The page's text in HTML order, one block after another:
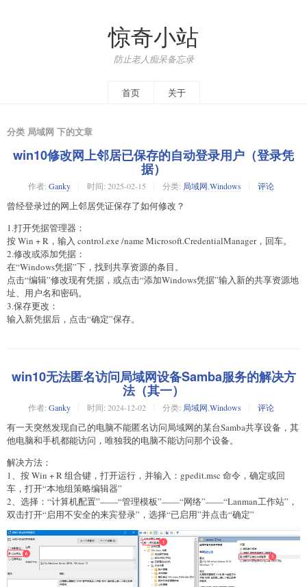
惊奇小站
防止老人痴呆备忘录
首页 关于
分类 局域网 下的文章
win10修改网上邻居已保存的自动登录用户（登录凭
据）
作者: Ganky 时间: 2025-02-15 分类: 局域网 Windows 评论
曾经登录过的网上邻居凭证保存了如何修改？
1.打开凭据管理器：
按 Win + R，输入 control.exe /name Microsoft.CredentialManager，回车。
2.修改或添加凭据：
在“Windows凭据”下，找到共享资源的条目。
点击“编辑”修改现有凭据，或点击“添加Windows凭据”输入新的共享资源地
址、用户名和密码。
3.保存更改：
输入新凭据后，点击“确定”保存。
win10无法匿名访问局域网设备Samba服务的解决方
法（其一）
作者: Ganky 时间: 2024-12-02 分类: 局域网 Windows 评论
有一天突然发现自己的电脑不能匿名访问局域网的某台Samba共享设备，其
他电脑和手机都能访问，唯独我的电脑不能访问那个设备。
解决方法：
1、按 Win + R 组合键，打开运行，并输入：gpedit.msc 命令，确定或回
车，打开“本地组策略编辑器”
2、选择：“计算机配置”——“管理模板”——“网络”——“Lanman工作站”，
双击打开“启用不安全的来宾登录”，选择“已启用”并点击“确定”